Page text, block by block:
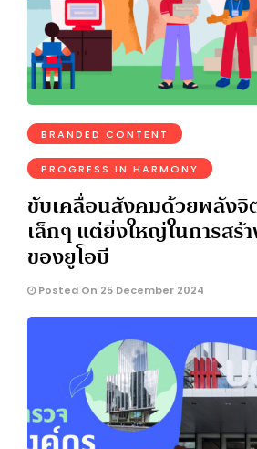
BRANDED CONTENT
PROGRESS IN HARMONY
ขับเคลื่อนสังคมด้วยพลังจิ
เล็กๆ แต่ยิ่งใหญ่ในการสร้
ของยูโอบี
Posted On 25 December 2024